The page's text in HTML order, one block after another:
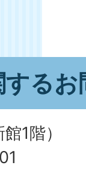
る
1階）